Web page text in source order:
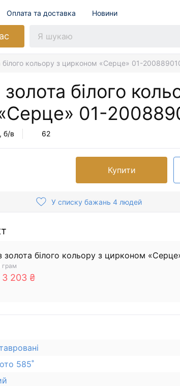
Оплата та доставка Новини
білого кольору з цирконом «Серце» 01-
білого
01-
, б/в 62
Купити
У списку бажань 4 людей
золота білого кольору з цирконом
грам
3 203 ₴
585˚